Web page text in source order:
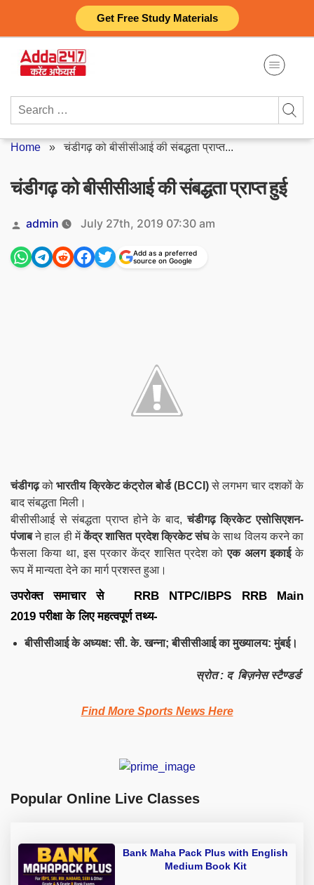
Get Free Study Materials
content
Search
Home »चंडीगढ़ को बीसीसीआई की संबद्धता प्राप्त...
चंडीगढ़ को बीसीसीआई की संबद्धता प्राप्त हुई
Posted
by
admin July 27th, 2019 07:30 am
Add as a preferred
source on Google
चंडीगढ़को भारतीय क्रिकेट कंट्रोल बोर्ड (BCCI)से लगभग चार दशकों के
बाद संबद्धता मिली।
बीसीसीआई से संबद्धता प्राप्त होने के बाद,चंडीगढ़ क्रिकेट एसोसिएशन-
पंजाबने हाल ही मेंकेंद्र शासित प्रदेश क्रिकेट संघके साथ विलय करने का
फैसला किया था, इस प्रकार केंद्र शासित प्रदेश कोएक अलग इकाईके
रूप में मान्यता देने का मार्ग प्रशस्त हुआ।
उपरोक्त समाचार से RRB NTPC/IBPS RRBMain
2019 परीक्षा के लिए महत्वपूर्ण तथ्य-
बीसीसीआई के अध्यक्ष: सी. के. खन्ना;बीसीसीआईका मुख्यालय: मुंबई।
स्रोत : द बिज़नेस स्टैण्डर्ड
Find More Sports News Here
Popular Online Live Classes
Bank Maha Pack Plus with English
Medium Book Kit